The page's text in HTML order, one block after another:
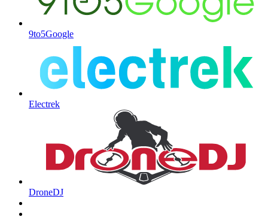
9to5Google
Electrek
DroneDJ